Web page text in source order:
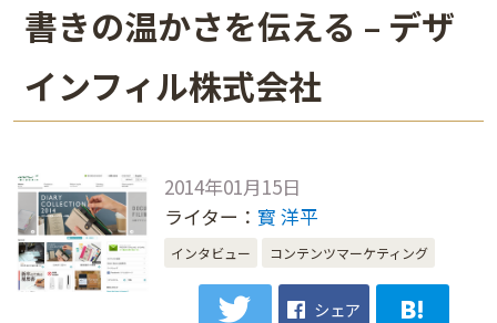
書きの温かさを伝える – デザ
インフィル株式会社
2014年01月15日
ライター： 寳 洋平
インタビュー コンテンツマーケティング
シェア